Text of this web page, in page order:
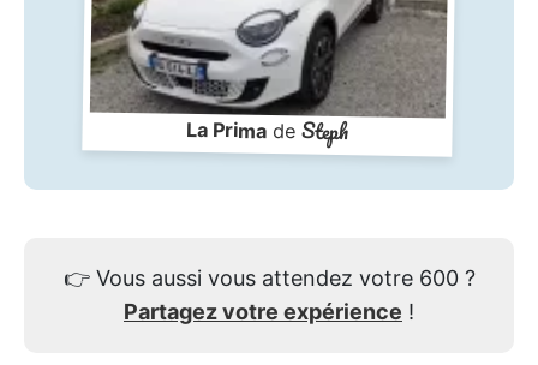
La PrimadeSteph
👉Vous aussi vous attendez votre 600 ?
Partagez votre expérience !